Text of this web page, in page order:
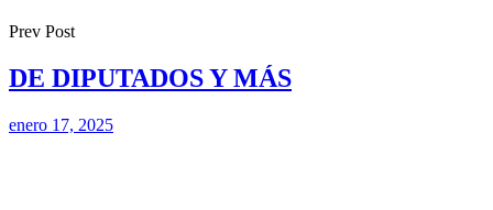
Prev Post
DE DIPUTADOS Y MÁS
enero 17, 2025